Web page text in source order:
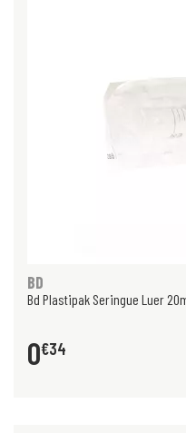
BD
Bd Plastipak Seringue Luer
0€34